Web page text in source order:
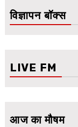
विज्ञापन बॉक्स
LIVE FM
आज का मौषम